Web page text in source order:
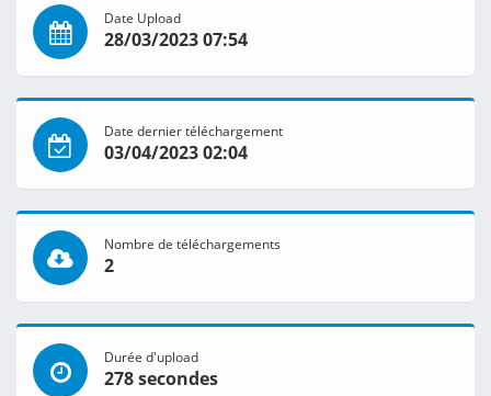
Date Upload
28/03/2023 07:54
Date dernier téléchargement
03/04/2023 02:04
Nombre de téléchargements
2
Durée d'upload
278 secondes